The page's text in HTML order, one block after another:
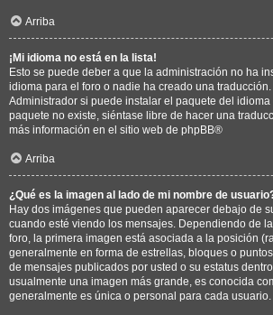
Arriba
¡Mi idioma no está en la lista!
Esto se puede deber a que la administración no ha
idioma para el foro o nadie ha creado una
Administrador si puede instalar el paquete del idioma
paquete no existe, siéntase libre de hacer una
más información en el sitio web de phpBB®
Arriba
¿Qué es la imagen al lado de mi nombre de
Hay dos imágenes que pueden aparecer debajo de
cuando esté viendo los mensajes. Dependiendo de
foro, la primera imagen está asociada a la posición
generalmente en forma de estrellas, bloques o
de mensajes publicados por usted o su estatus
usualmente una imagen más grande, es conocida
generalmente es única o personal para cada usuario.